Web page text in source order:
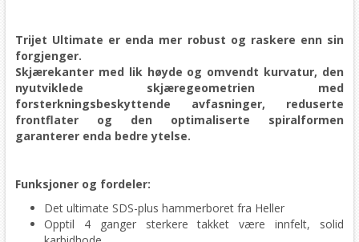
Trijet Ultimate er enda mer robust og raskere enn sin
forgjenger.
Skjærekanter med lik høyde og omvendt kurvatur, den
nyutviklede skjæregeometrien med
forsterkningsbeskyttende avfasninger, reduserte
frontflater og den optimaliserte spiralformen
garanterer enda bedre ytelse.
Funksjoner og fordeler:
Det ultimate SDS-plus hammerboret fra Heller
Opptil 4 ganger sterkere takket være innfelt, solid